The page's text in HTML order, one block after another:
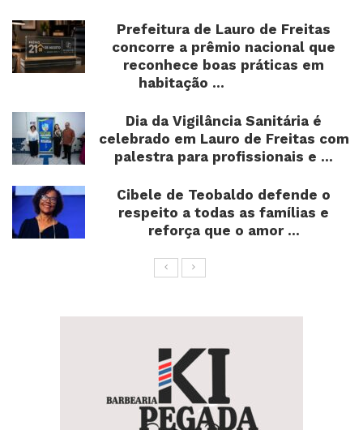
Prefeitura de Lauro de Freitas
concorre a prêmio nacional que
reconhece boas práticas em
habitação ...
Dia da Vigilância Sanitária é
celebrado em Lauro de Freitas com
palestra para profissionais e ...
Cibele de Teobaldo defende o
respeito a todas as famílias e
reforça que o amor ...